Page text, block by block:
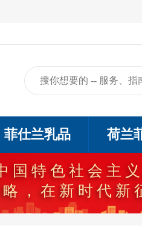
菲仕兰乳品 荷兰
国特色社会主
，在新时代新